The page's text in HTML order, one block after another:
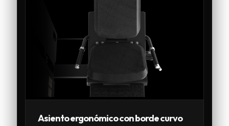
Asiento ergonómico con borde curvo